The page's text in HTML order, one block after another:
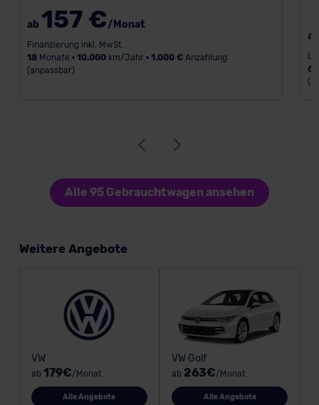
ab 157 €/Monat
Finanzierung inkl. MwSt.
18Monate • 10.000km/Jahr • 1.000 €Anzahlung
(anpassbar)
60
Alle 95 Gebrauchtwagen ansehen
Weitere Angebote
VW
ab 179€/Monat
Alle Angebote
VW Golf
ab 263€/Monat
Alle Angebote